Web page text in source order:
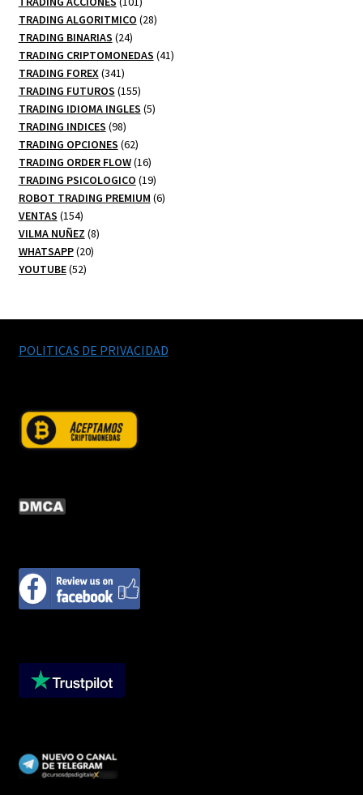
productos
TRADING ALGORITMICO 2828
TRADING BINARIAS 2424
productos
TRADING CRIPTOMONEDAS 4141
TRADING FOREX 341341
productos
TRADING FUTUROS 155155
productos
TRADING IDIOMA INGLES 55
TRADING INDICES 9898
productos
TRADING OPCIONES 6262
productos
TRADING ORDER FLOW 1616
productos
TRADING PSICOLOGICO 1919
productos
ROBOT TRADING PREMIUM 66
VENTAS 154154
productos
VILMA NUÑEZ 88
WHATSAPP 2020
YOUTUBE 5252
POLITICAS DE PRIVACIDAD